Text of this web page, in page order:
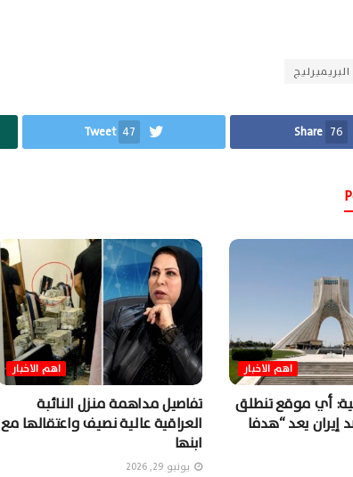
البريميرليج
Share 76
Tweet 47
اهم الاخبار
أي موقع تنطلق
يعد “هدفا
اهم الاخبار
تفاصيل مداهمة منزل النائبة
العراقية عالية نصيف واعتقالها مع
ابنها
يونيو 29, 2026